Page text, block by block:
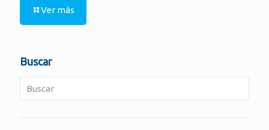
Ver más
Buscar